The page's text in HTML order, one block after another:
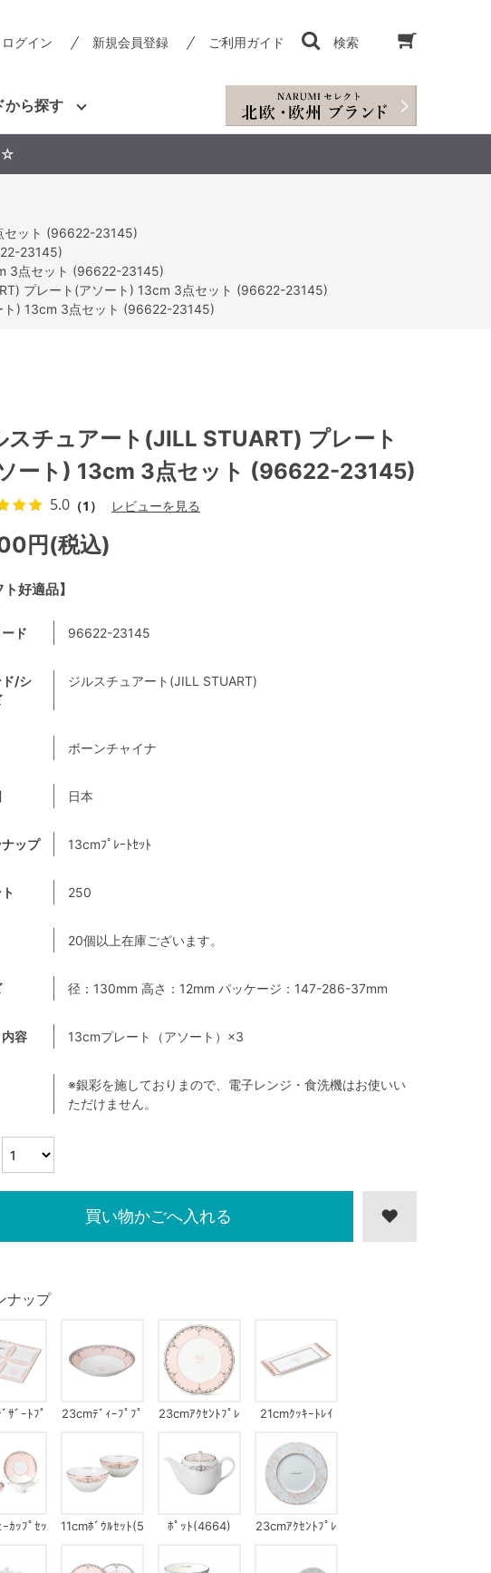
ログイン 新規会員登録 ご利用ガイド 検索
から探す
☆
セット (96622-23145)
23145)
3点セット (96622-23145)
プレート(アソート) 13cm 3点セット (96622-23145)
ト) 13cm 3点セット (96622-23145)
ト好適品】
スチュアート(JILL STUART) プレート
ート) 13cm 3点セット (96622-23145)
5.0 （1） レビューを見る
円(税込)
ド 96622-23145
/シ
ジルスチュアート(JILL STUART)
ボーンチャイナ
日本
ップ 13cmﾌﾟﾚｰﾄｾｯﾄ
250
20個以上在庫ございます。
径：130mm 高さ：12mm パッケージ：147-286-37mm
容 13cmプレート（アソート）×3
※銀彩を施しておりまので、電子レンジ・食洗機はお使いい
ただけません。
ナップ
ｻﾞｰﾄﾌﾟ
23cmﾃﾞｨｰﾌﾟﾌﾟ
23cmｱｸｾﾝﾄﾌﾟﾚ
21cmｸｯｷｰﾄﾚｲ
ｶｯﾌﾟｾｯ
11cmﾎﾞｳﾙｾｯﾄ(5
ﾎﾟｯﾄ(4664)
23cmｱｸｾﾝﾄﾌﾟﾚ
買い物かごへ入れる